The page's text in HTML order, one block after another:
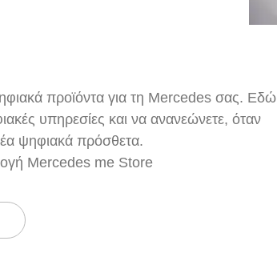
προϊόντα για τη Mercedes σας. Εδώ
υπηρεσίες και να ανανεώνετε, όταν
ψηφιακά πρόσθετα.
Mercedes me Store